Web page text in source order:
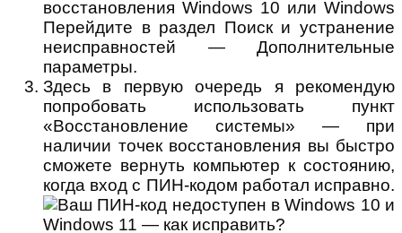
восстановления Windows 10 или Windows
Перейдите в раздел Поиск и устранение
неисправностей — Дополнительные
параметры.
Здесь в первую очередь я рекомендую
попробовать использовать пункт
«Восстановление системы» — при
наличии точек восстановления вы быстро
сможете вернуть компьютер к состоянию,
когда вход с ПИН-кодом работал исправно.